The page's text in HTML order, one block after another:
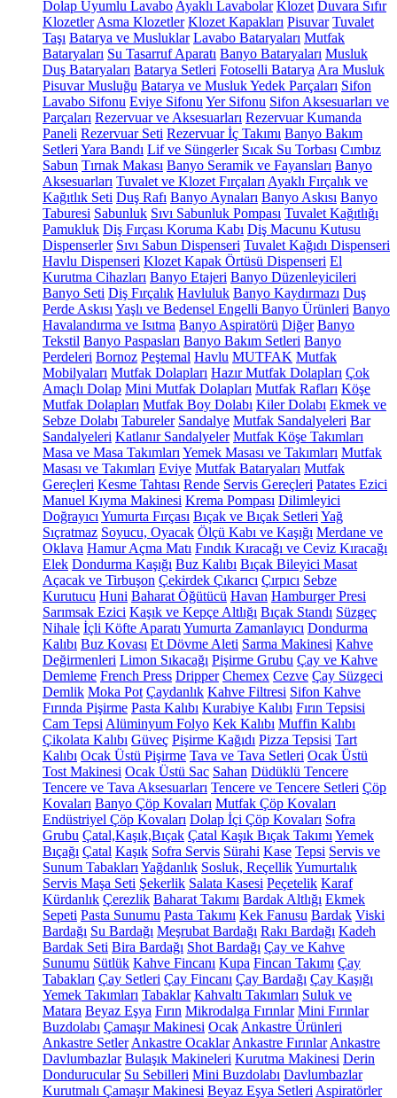
Dolap Uyumlu Lavabo Ayaklı Lavabolar Klozet Duvara Sıfır
Klozetler Asma Klozetler Klozet Kapakları Pisuvar Tuvalet
Taşı Batarya ve Musluklar Lavabo Bataryaları Mutfak
Bataryaları Su Tasarruf Aparatı Banyo Bataryaları Musluk
Duş Bataryaları Batarya Setleri Fotoselli Batarya Ara Musluk
Pisuvar Musluğu Batarya ve Musluk Yedek Parçaları Sifon
Lavabo Sifonu Eviye Sifonu Yer Sifonu Sifon Aksesuarları ve
Parçaları Rezervuar ve Aksesuarları Rezervuar Kumanda
Paneli Rezervuar Seti Rezervuar İç Takımı Banyo Bakım
Setleri Yara Bandı Lif ve Süngerler Sıcak Su Torbası Cımbız
Sabun Tırnak Makası Banyo Seramik ve Fayansları Banyo
Aksesuarları Tuvalet ve Klozet Fırçaları Ayaklı Fırçalık ve
Kağıtlık Seti Duş Rafı Banyo Aynaları Banyo Askısı Banyo
Taburesi Sabunluk Sıvı Sabunluk Pompası Tuvalet Kağıtlığı
Pamukluk Diş Fırçası Koruma Kabı Diş Macunu Kutusu
Dispenserler Sıvı Sabun Dispenseri Tuvalet Kağıdı Dispenseri
Havlu Dispenseri Klozet Kapak Örtüsü Dispenseri El
Kurutma Cihazları Banyo Etajeri Banyo Düzenleyicileri
Banyo Seti Diş Fırçalık Havluluk Banyo Kaydırmazı Duş
Perde Askısı Yaşlı ve Bedensel Engelli Banyo Ürünleri Banyo
Havalandırma ve Isıtma Banyo Aspiratörü Diğer Banyo
Tekstil Banyo Paspasları Banyo Bakım Setleri Banyo
Perdeleri Bornoz Peştemal Havlu MUTFAK Mutfak
Mobilyaları Mutfak Dolapları Hazır Mutfak Dolapları Çok
Amaçlı Dolap Mini Mutfak Dolapları Mutfak Rafları Köşe
Mutfak Dolapları Mutfak Boy Dolabı Kiler Dolabı Ekmek ve
Sebze Dolabı Tabureler Sandalye Mutfak Sandalyeleri Bar
Sandalyeleri Katlanır Sandalyeler Mutfak Köşe Takımları
Masa ve Masa Takımları Yemek Masası ve Takımları Mutfak
Masası ve Takımları Eviye Mutfak Bataryaları Mutfak
Gereçleri Kesme Tahtası Rende Servis Gereçleri Patates Ezici
Manuel Kıyma Makinesi Krema Pompası Dilimleyici
Doğrayıcı Yumurta Fırçası Bıçak ve Bıçak Setleri Yağ
Sıçratmaz Soyucu, Oyacak Ölçü Kabı ve Kaşığı Merdane ve
Oklava Hamur Açma Matı Fındık Kıracağı ve Ceviz Kıracağı
Elek Dondurma Kaşığı Buz Kalıbı Bıçak Bileyici Masat
Açacak ve Tirbuşon Çekirdek Çıkarıcı Çırpıcı Sebze
Kurutucu Huni Baharat Öğütücü Havan Hamburger Presi
Sarımsak Ezici Kaşık ve Kepçe Altlığı Bıçak Standı Süzgeç
Nihale İçli Köfte Aparatı Yumurta Zamanlayıcı Dondurma
Kalıbı Buz Kovası Et Dövme Aleti Sarma Makinesi Kahve
Değirmenleri Limon Sıkacağı Pişirme Grubu Çay ve Kahve
Demleme French Press Dripper Chemex Cezve Çay Süzgeci
Demlik Moka Pot Çaydanlık Kahve Filtresi Sifon Kahve
Fırında Pişirme Pasta Kalıbı Kurabiye Kalıbı Fırın Tepsisi
Cam Tepsi Alüminyum Folyo Kek Kalıbı Muffin Kalıbı
Çikolata Kalıbı Güveç Pişirme Kağıdı Pizza Tepsisi Tart
Kalıbı Ocak Üstü Pişirme Tava ve Tava Setleri Ocak Üstü
Tost Makinesi Ocak Üstü Sac Sahan Düdüklü Tencere
Tencere ve Tava Aksesuarları Tencere ve Tencere Setleri Çöp
Kovaları Banyo Çöp Kovaları Mutfak Çöp Kovaları
Endüstriyel Çöp Kovaları Dolap İçi Çöp Kovaları Sofra
Grubu Çatal,Kaşık,Bıçak Çatal Kaşık Bıçak Takımı Yemek
Bıçağı Çatal Kaşık Sofra Servis Sürahi Kase Tepsi Servis ve
Sunum Tabakları Yağdanlık Sosluk, ReçellikYumurtalık
Servis Maşa Seti Şekerlik Salata Kasesi Peçetelik Karaf
Kürdanlık Çerezlik Baharat Takımı Bardak Altlığı Ekmek
Sepeti Pasta Sunumu Pasta Takımı Kek Fanusu Bardak Viski
Bardağı Su Bardağı Meşrubat Bardağı Rakı Bardağı Kadeh
Bardak Seti Bira Bardağı Shot Bardağı Çay ve Kahve
Sunumu Sütlük Kahve Fincanı Kupa Fincan Takımı Çay
Tabakları Çay Setleri Çay Fincanı Çay Bardağı Çay Kaşığı
Yemek Takımları Tabaklar Kahvaltı Takımları Suluk ve
Matara Beyaz Eşya Fırın Mikrodalga Fırınlar Mini Fırınlar
Buzdolabı Çamaşır Makinesi Ocak Ankastre Ürünleri
Ankastre Setler Ankastre Ocaklar Ankastre Fırınlar Ankastre
Davlumbazlar Bulaşık Makineleri Kurutma Makinesi Derin
Dondurucular Su Sebilleri Mini Buzdolabı Davlumbazlar
Kurutmalı Çamaşır Makinesi Beyaz Eşya Setleri Aspiratörler